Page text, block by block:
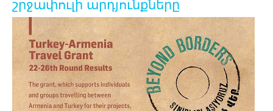
շրջափուլի արդյունքները